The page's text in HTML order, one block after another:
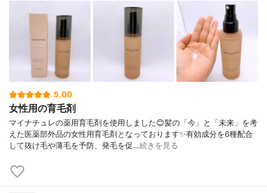
5.00
女性用の育毛剤
マイナチュレの薬用育毛剤を使用しました😊髪の「今」と「未来」を考
えた医薬部外品の女性用育毛剤となっております✨有効成分を6種配合
して抜け毛や薄毛を予防、発毛を促…続きを見る